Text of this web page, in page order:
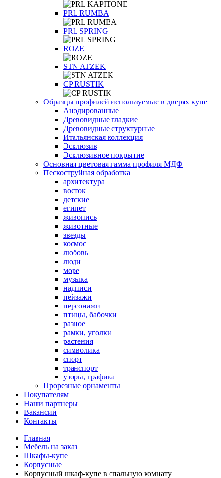
PRL RUMBA
PRL SPRING
ROZE
STN ATZEK
СP RUSTIK
Образцы профилей используемые в дверях купе
Анодированные
Древовидные гладкие
Древовидные структурные
Итальянская коллекция
Эсклюзив
Эсклюзивное покрытие
Основная цветовая гамма профиля МДФ
Пескоструйная обработка
архитектура
восток
детские
египет
живопись
животные
звезды
космос
любовь
люди
море
музыка
надписи
пейзажи
персонажи
птицы, бабочки
разное
рамки, уголки
растения
символика
спорт
транспорт
узоры, графика
Прорезные орнаменты
Покупателям
Наши партнеры
Вакансии
Контакты
Главная
Мебель на заказ
Шкафы-купе
Корпусные
Корпусный шкаф-купе в спальную комнату